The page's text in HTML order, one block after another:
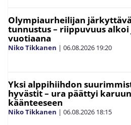
Olympiaurheilijan järkyttävä
tunnustus – riippuvuus alkoi
vuotiaana
Niko Tikkanen | 06.08.2026 19:20
Yksi alppihiihdon
hyvästit – ura päättyi karuun
käänteeseen
Niko Tikkanen | 06.08.2026 18:15